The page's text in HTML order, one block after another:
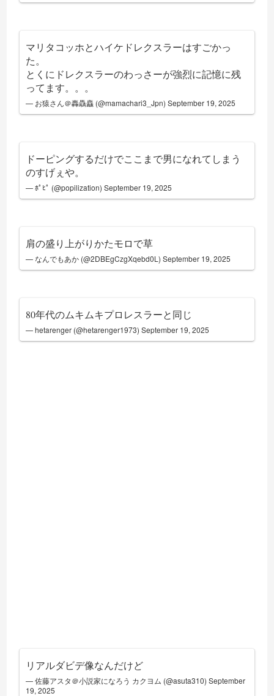
マリタコッホとハイケドレクスラーはすごかっ
た。
とくにドレクスラーのわっさーが強烈に記憶に残
ってます。。。
— お猿さん＠轟驫麤 (@mamachari3_Jpn)September 19, 2025
ドーピングするだけでここまで男になれてしまう
のすげぇや。
— ﾎﾟﾋﾟ (@popilization)September 19, 2025
肩の盛り上がりかたモロで草
— なんでもあか (@2DBEgCzgXqebd0L)September 19, 2025
80年代のムキムキプロレスラーと同じ
— hetarenger (@hetarenger1973)September 19, 2025
リアルダビデ像なんだけど
— 佐藤アスタ＠小説家になろう カクヨム (@asuta310)September
19, 2025